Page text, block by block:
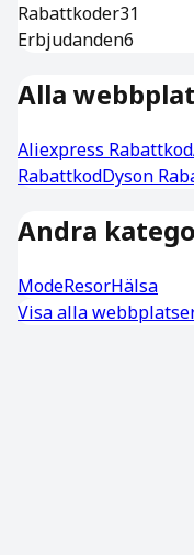
Rabattkoder31
Erbjudanden6
Alla
Aliexpress Rabattkod
RabattkodDyson
Andra
ModeResorHälsa
Visa alla